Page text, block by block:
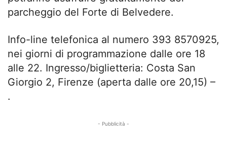
parcheggio del Forte di Belvedere.
Info-line telefonica al numero 393 8570925,
nei giorni di programmazione dalle ore 18
alle 22. Ingresso/biglietteria: Costa San
Giorgio 2, Firenze (aperta dalle ore 20,15) –
.
- Pubblicità -